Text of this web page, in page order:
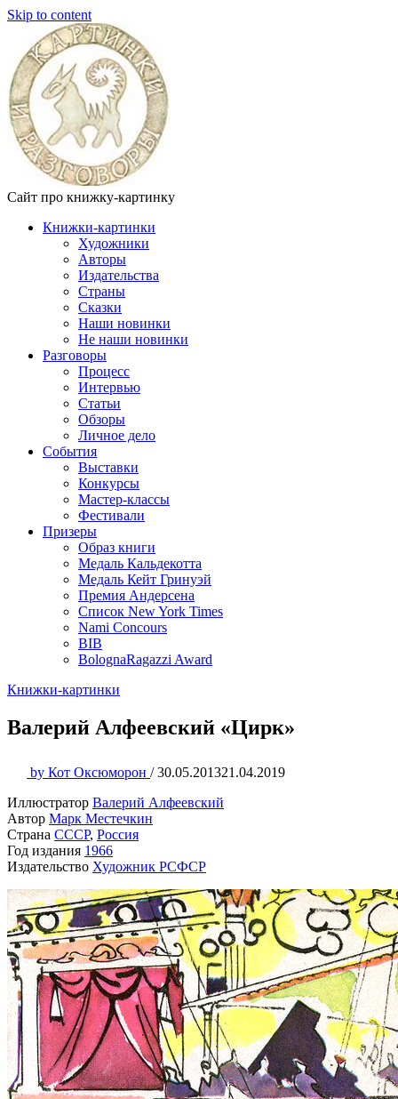
Skip to content
Сайт про книжку-картинку
Книжки-картинки
Художники
Авторы
Издательства
Страны
Сказки
Наши новинки
Не наши новинки
Разговоры
Процесс
Интервью
Статьи
Обзоры
Личное дело
События
Выставки
Конкурсы
Мастер-классы
Фестивали
Призеры
Образ книги
Медаль Кальдекотта
Медаль Кейт Гринуэй
Премия Андерсена
Список New York Times
Nami Concours
BIB
BolognaRagazzi Award
Книжки-картинки
Валерий Алфеевский «Цирк»
by Кот Оксюморон / 30.05.201321.04.2019
Иллюстратор Валерий Алфеевский
Автор Марк Местечкин
Страна СССР, Россия
Год издания 1966
Издательство Художник РСФСР